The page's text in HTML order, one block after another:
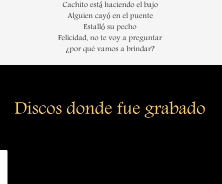
Cachito está haciendo el bajo
Alguien cayó en el puente
Estalló su pecho
Felicidad, no te voy a preguntar
¿por qué vamos a brindar?
Discos donde fue grabado